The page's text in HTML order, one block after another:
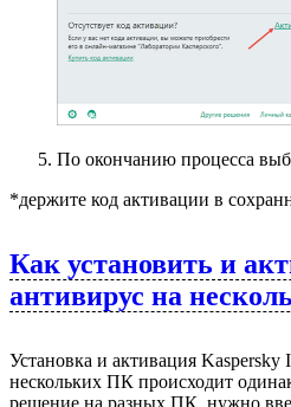
По окончанию процесса
*держите код активации в
Как установить и
антивирус на
Установка и активация Kaspersky
нескольких ПК происходит
решение на разных ПК, нужно